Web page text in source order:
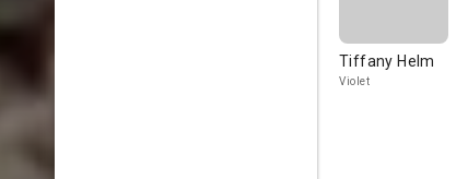
Tiffany Helm
Violet